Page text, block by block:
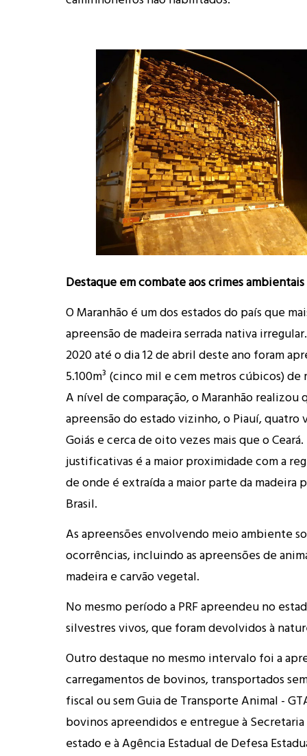
Destaque em combate aos crimes ambientais
O Maranhão é um dos estados do país que
apreensão de madeira serrada nativa
2020 até o dia 12 de abril deste ano foram
5.100m³ (cinco mil e cem metros cúbicos) de
A nível de comparação, o Maranhão realizou
apreensão do estado vizinho, o Piauí, quatro
Goiás e cerca de oito vezes mais que o Ceará.
justificativas é a maior proximidade com a
de onde é extraída a maior parte da madeira
Brasil.
As apreensões envolvendo meio ambiente
ocorrências, incluindo as apreensões de
madeira e carvão vegetal.
No mesmo período a PRF apreendeu no
silvestres vivos, que foram devolvidos à
Outro destaque no mesmo intervalo foi a
carregamentos de bovinos, transportados
fiscal ou sem Guia de Transporte Animal -
bovinos apreendidos e entregue à Secretaria
estado e à Agência Estadual de Defesa